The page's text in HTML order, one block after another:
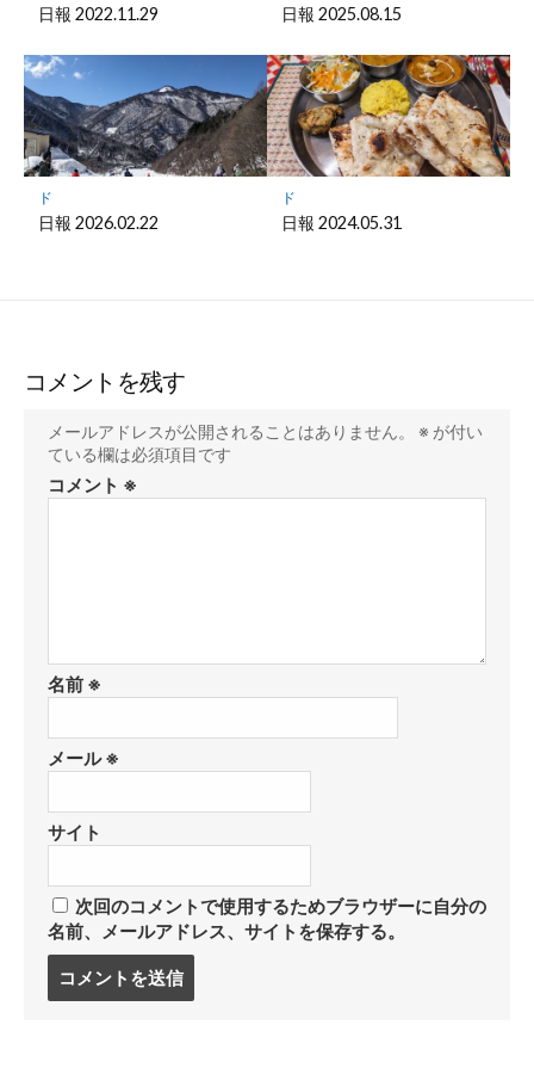
日報 2022.11.29 日報 2025.08.15
ド
日報 2026.02.22
ド
日報 2024.05.31
コメントを残す
メールアドレスが公開されることはありません。 ※ が付い
ている欄は必須項目です
コメント ※
名前 ※
メール※
サイト
次回のコメントで使用するためブラウザーに自分の
名前、メールアドレス、サイトを保存する。